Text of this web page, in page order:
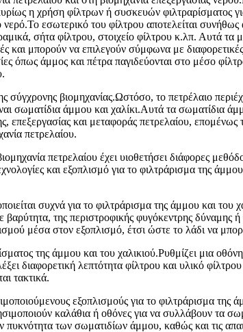
η χρήση φίλτρων ή συσκευών φιλτραρίσματος
εσωτερικό του φίλτρου αποτελείται συνήθως
σήτα φίλτρου, στοιχείο φίλτρου κ.λπ. Αυτά τα
και μπορούν να επιλεγούν σύμφωνα με διαφορετικές
όπως άμμος και πέτρα παγιδεύονται στο μέσο
σύγχρονης βιομηχανίας.Ωστόσο, το πετρέλαιο
σωματίδια άμμου και χαλίκι.Αυτά τα σωματίδια
επεξεργασίας και μεταφοράς πετρελαίου, επομένως
πετρελαίου.
πετρελαίου έχει υιοθετήσει διάφορες
και εξοπλισμό για το φιλτράρισμα της
συχνά για το φιλτράρισμα της άμμου και του
της περιστροφικής φυγόκεντρης δύναμης
μέσα στον εξοπλισμό, έτσι ώστε το λάδι να
της άμμου και του χαλικιού.Ρυθμίζει μια
διαφορετική λεπτότητα φίλτρου και υλικό
τακτικά.
εξοπλισμούς για το φιλτράρισμα της
καλάθια ή οθόνες για να συλλάβουν τα
των σωματιδίων άμμου, καθώς και τις